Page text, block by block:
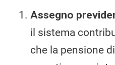
Assegno
il sistema
che la pensione